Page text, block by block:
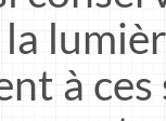
à